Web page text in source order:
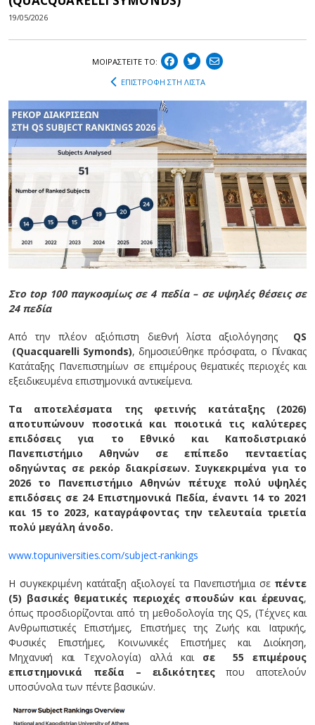
19/05/2026
ΜΟΙΡΑΣΤEIΤΕ ΤΟ:
ΕΠΙΣΤΡΟΦΗ ΣΤΗ ΛΙΣΤΑ
Στο top 100 παγκοσμίως σε 4 πεδία – σε υψηλές θέσεις σε
24 πεδία
Από την πλέον αξιόπιστη διεθνή λίστα αξιολόγησης QS
(Quacquarelli Symonds), δημοσιεύθηκε πρόσφατα, ο Πίνακας
Κατάταξης Πανεπιστημίων σε επιμέρους θεματικές περιοχές και
εξειδικευμένα επιστημονικά αντικείμενα.
Τα αποτελέσματα της φετινής κατάταξης (2026)
αποτυπώνουν ποσοτικά και ποιοτικά τις καλύτερες
επιδόσεις για το Εθνικό και Καποδιστριακό
Πανεπιστήμιο Αθηνών σε επίπεδο πενταετίας
οδηγώντας σε ρεκόρ διακρίσεων. Συγκεκριμένα για το
2026 το Πανεπιστήμιο Αθηνών πέτυχε πολύ υψηλές
επιδόσεις σε 24 Επιστημονικά Πεδία, έναντι 14 το 2021
και 15 το 2023, καταγράφοντας την τελευταία τριετία
πολύ μεγάλη άνοδο.
www.topuniversities.com/subject-rankings
Η συγκεκριμένη κατάταξη αξιολογεί τα Πανεπιστήμια σε πέντε
(5) βασικές θεματικές περιοχές σπουδών και έρευνας,
όπως προσδιορίζονται από τη μεθοδολογία της QS, (Τέχνες και
Ανθρωπιστικές Επιστήμες, Επιστήμες της Ζωής και Ιατρικής,
Φυσικές Επιστήμες, Κοινωνικές Επιστήμες και Διοίκηση,
Μηχανική και Τεχνολογία) αλλά και σε 55 επιμέρους
επιστημονικά πεδία – ειδικότητεςπου αποτελούν
υποσύνολα των πέντε βασικών.